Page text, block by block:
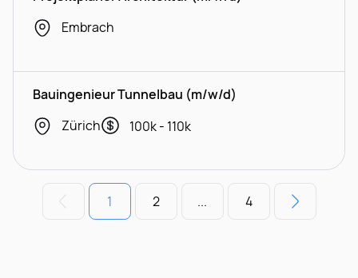
Embrach
Bauingenieur Tunnelbau (m/w/d)
Zürich
100k - 110k
1 2 ... 4